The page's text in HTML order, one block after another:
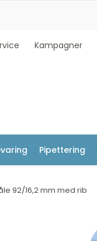
Kampagner
Pipettering
92/16,2 mm med rib